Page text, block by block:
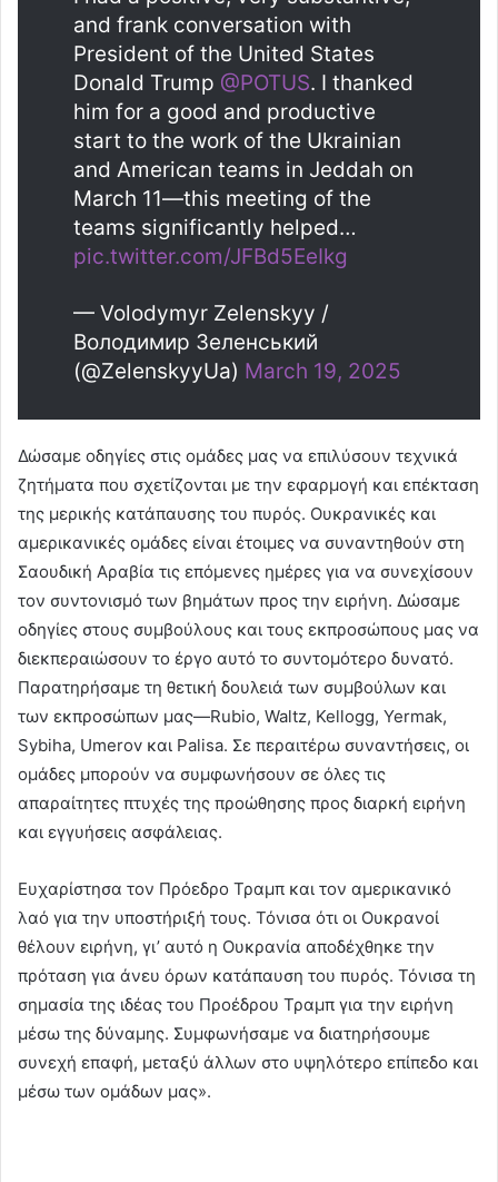
and frank conversation with
President of the United States
Donald Trump @POTUS. I thanked
him for a good and productive
start to the work of the Ukrainian
and American teams in Jeddah on
March 11—this meeting of the
teams significantly helped…
pic.twitter.com/JFBd5EeIkg
— Volodymyr Zelenskyy /
Володимир Зеленський
(@ZelenskyyUa) March 19, 2025
Δώσαμε οδηγίες στις ομάδες μας να επιλύσουν τεχνικά
ζητήματα που σχετίζονται με την εφαρμογή και επέκταση
της μερικής κατάπαυσης του πυρός. Ουκρανικές και
αμερικανικές ομάδες είναι έτοιμες να συναντηθούν στη
Σαουδική Αραβία τις επόμενες ημέρες για να συνεχίσουν
τον συντονισμό των βημάτων προς την ειρήνη. Δώσαμε
οδηγίες στους συμβούλους και τους εκπροσώπους μας να
διεκπεραιώσουν το έργο αυτό το συντομότερο δυνατό.
Παρατηρήσαμε τη θετική δουλειά των συμβούλων και
των εκπροσώπων μας—Rubio, Waltz, Kellogg, Yermak,
Sybiha, Umerov και Palisa. Σε περαιτέρω συναντήσεις, οι
ομάδες μπορούν να συμφωνήσουν σε όλες τις
απαραίτητες πτυχές της προώθησης προς διαρκή ειρήνη
και εγγυήσεις ασφάλειας.
Ευχαρίστησα τον Πρόεδρο Τραμπ και τον αμερικανικό
λαό για την υποστήριξή τους. Τόνισα ότι οι Ουκρανοί
θέλουν ειρήνη, γι’ αυτό η Ουκρανία αποδέχθηκε την
πρόταση για άνευ όρων κατάπαυση του πυρός. Τόνισα τη
σημασία της ιδέας του Προέδρου Τραμπ για την ειρήνη
μέσω της δύναμης. Συμφωνήσαμε να διατηρήσουμε
συνεχή επαφή, μεταξύ άλλων στο υψηλότερο επίπεδο και
μέσω των ομάδων μας».